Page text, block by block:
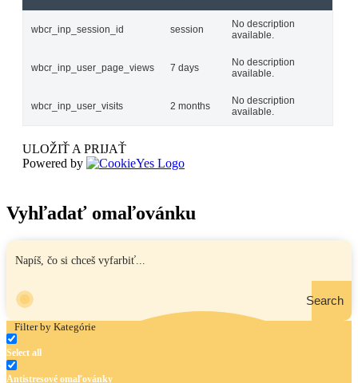
wbcr_inp_session_id session
No description
available.
wbcr_inp_user_page_views 7 days
No description
available.
wbcr_inp_user_visits 2 months
No description
available.
ULOŽIŤ A PRIJAŤ
Powered by
Vyhľadať omaľovánku
Search
Filter by Kategórie
Select all
Antistresové omaľovánky